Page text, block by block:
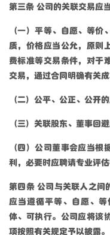
第三条 公司的关联交易应
（一）平等、自愿、等
质，价格应当公允，原则
费标准等交易条件，对于
交易，通过合同明确有关成
（二）公平、公正、公开的
（三）关联股东、董事回避
（四）公司董事会应当
利，必要时应聘请专业评
第四条 公司与关联人之间
应当遵循平等、自愿、
体、可执行。公司应将该
项按照有关规定予以披露。